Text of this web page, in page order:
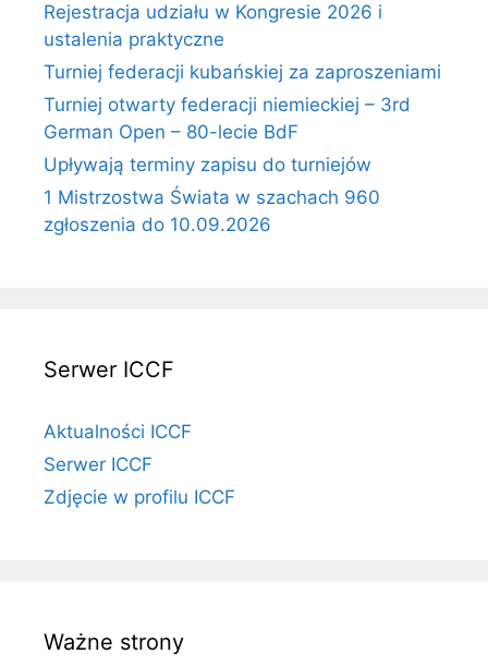
Rejestracja udziału w Kongresie 2026 i
ustalenia praktyczne
Turniej federacji kubańskiej za zaproszeniami
Turniej otwarty federacji niemieckiej – 3rd
German Open – 80-lecie BdF
Upływają terminy zapisu do turniejów
1 Mistrzostwa Świata w szachach 960
zgłoszenia do 10.09.2026
Serwer ICCF
Aktualności ICCF
Serwer ICCF
Zdjęcie w profilu ICCF
Ważne strony